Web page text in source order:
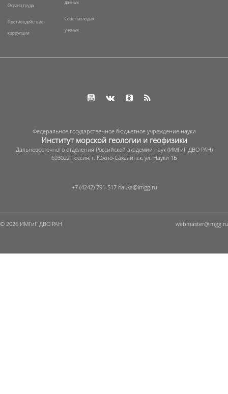
Охрана труда
Противодействие
коррупции
данных
Совет молодых
ученых
Федеральное государственное бюджетное учреждение науки
Институт морской геологии и геофизики
Дальневосточного отделения Российской академии наук (ИМГиГ ДВО РАН)
693022 Россия, г. Южно-Сахалинск, ул. Науки 1Б
+7 (4242) 791-517
© 2026 ИМГиГ ДВО РАН